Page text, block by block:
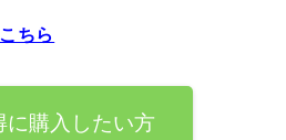
ちら
に購入したい方